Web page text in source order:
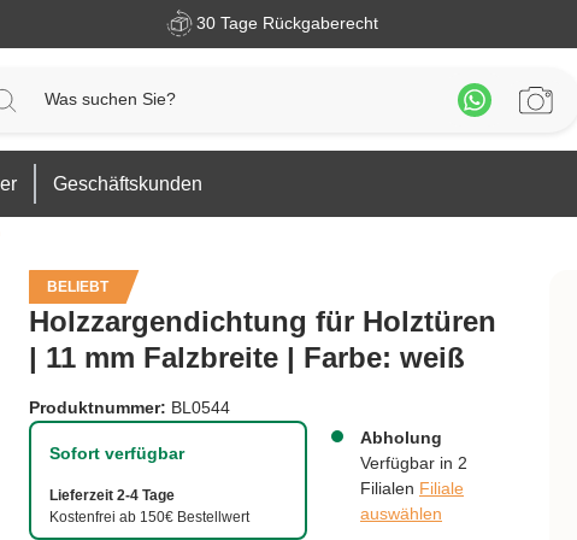
30 Tage Rückgaberecht
Geschäftskunden
BELIEBT
Holzzargendichtung für Holztüren
| 11 mm Falzbreite | Farbe: weiß
Produktnummer: BL0544
Sofort verfügbar
Lieferzeit 2-4 Tage
Kostenfrei ab 150€ Bestellwert
Abholung
Verfügbar in 2
Filialen Filiale
auswählen